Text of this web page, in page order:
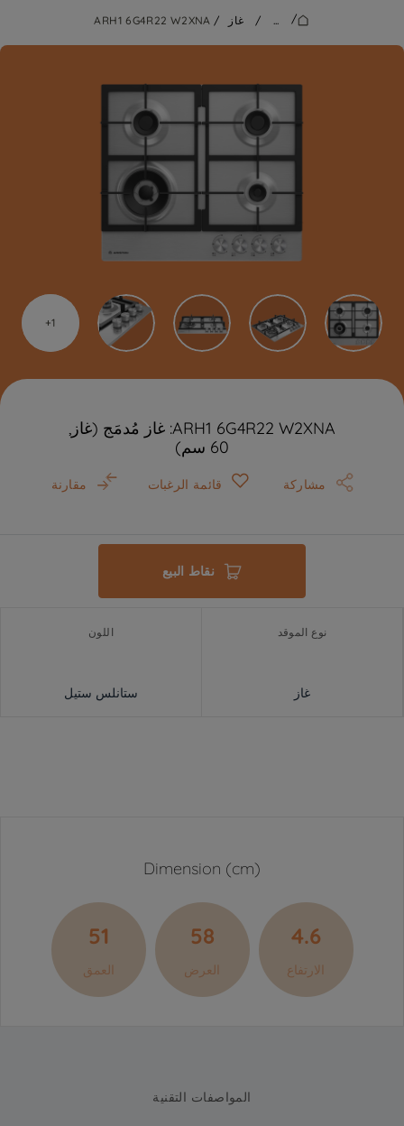
/
...
/ غاز /
ARH1 6G4R22 W2XNA
1
ARH1 6G4R22 W2XNA: غاز مُدمَج (غاز,
60 سم)
مشاركة قائمة الرغبات مقارنة
نقاط البيع
نوع الموقد
غاز
اللون
ستانلس ستيل
Dimension (cm)
4.6
الارتفاع
58
العرض
51
العمق
المواصفات التقنية